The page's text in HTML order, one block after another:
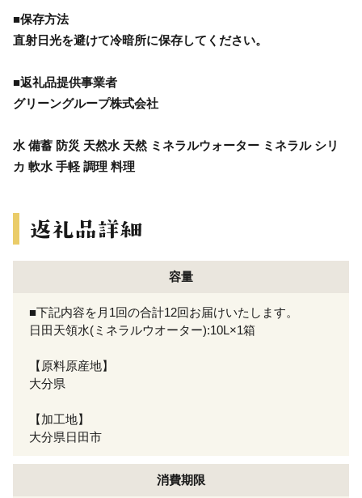
■保存方法
直射日光を避けて冷暗所に保存してください。
■返礼品提供事業者
グリーングループ株式会社
水 備蓄 防災 天然水 天然 ミネラルウォーター ミネラル シリ
カ 軟水 手軽 調理 料理
容量
■下記内容を月1回の合計12回お届けいたします。
日田天領水(ミネラルウオーター):10L×1箱
【原料原産地】
大分県
【加工地】
大分県日田市
消費期限